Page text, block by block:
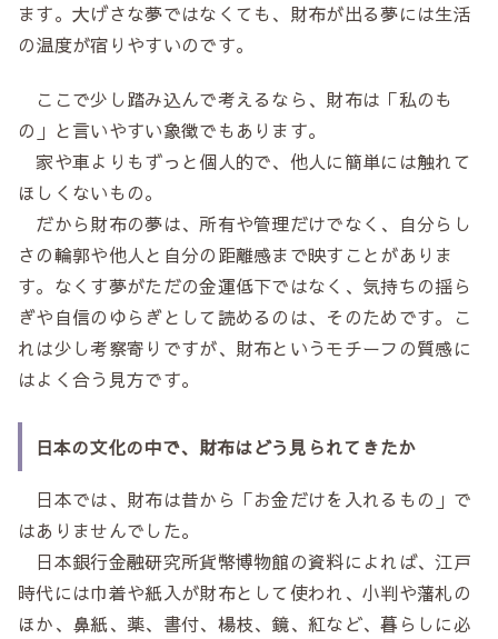
ます。大げさな夢ではなくても、財布が出る夢には生活
の温度が宿りやすいのです。
ここで少し踏み込んで考えるなら、財布は「私のも
の」と言いやすい象徴でもあります。
家や車よりもずっと個人的で、他人に簡単には触れて
ほしくないもの。
だから財布の夢は、所有や管理だけでなく、自分らし
さの輪郭や他人と自分の距離感まで映すことがありま
す。なくす夢がただの金運低下ではなく、気持ちの揺ら
ぎや自信のゆらぎとして読めるのは、そのためです。こ
れは少し考察寄りですが、財布というモチーフの質感に
はよく合う見方です。
日本の文化の中で、財布はどう見られてきたか
日本では、財布は昔から「お金だけを入れるもの」で
はありませんでした。
日本銀行金融研究所貨幣博物館の資料によれば、江戸
時代には巾着や紙入が財布として使われ、小判や藩札の
ほか、鼻紙、薬、書付、楊枝、鏡、紅など、暮らしに必